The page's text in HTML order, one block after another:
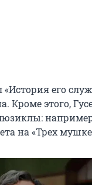
его
Кроме этого,
на «Трех